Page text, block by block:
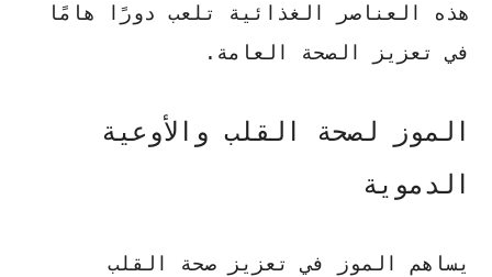
هذه العناصر الغذائية تلعب دورًا هامًا
في تعزيز الصحة العامة.
الموز لصحة القلب والأوعية
الدموية
يساهم الموز في تعزيز صحة القلب